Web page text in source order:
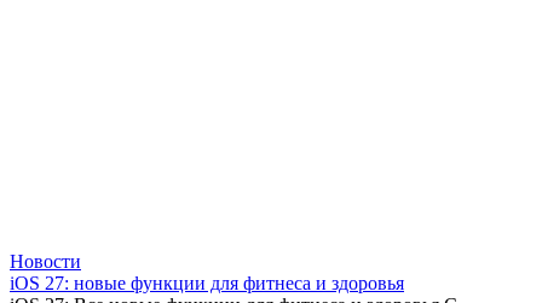
Новости
iOS 27: новые функции для фитнеса и здоровья